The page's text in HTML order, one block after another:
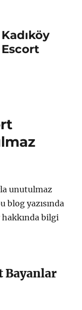
unutulmaz
blog yazısında
hakkında bilgi
Bayanlar